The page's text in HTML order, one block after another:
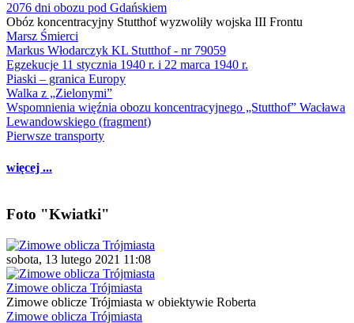
2076 dni obozu pod Gdańskiem
Obóz koncentracyjny Stutthof wyzwoliły wojska III Frontu
Marsz Śmierci
Markus Włodarczyk KL Stutthof - nr 79059
Egzekucje 11 stycznia 1940 r. i 22 marca 1940 r.
Piaski – granica Europy
Walka z „Zielonymi”
Wspomnienia więźnia obozu koncentracyjnego „Stutthof” Wacława
Lewandowskiego (fragment)
Pierwsze transporty
więcej ...
Foto "Kwiatki"
sobota, 13 lutego 2021 11:08
Zimowe oblicza Trójmiasta
Zimowe oblicze Trójmiasta w obiektywie Roberta
Zimowe oblicza Trójmiasta